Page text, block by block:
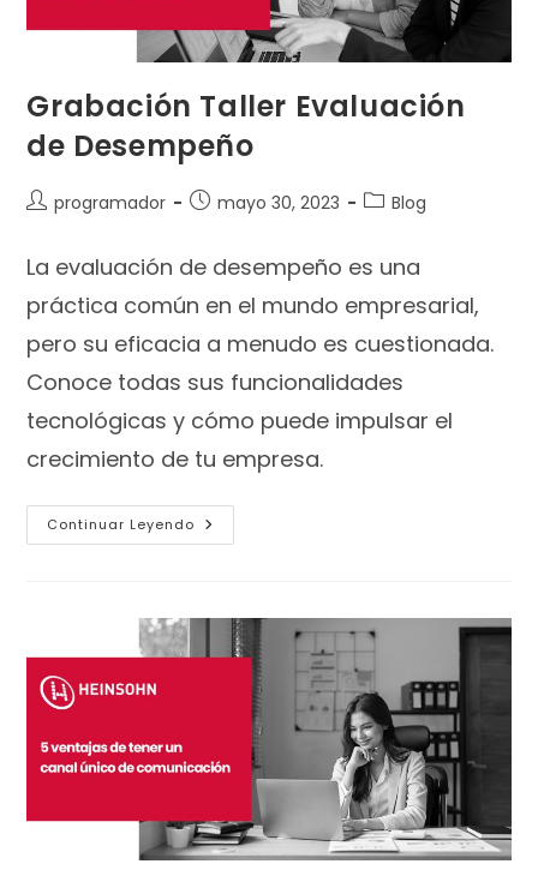
Grabación Taller Evaluación
de Desempeño
programador mayo 30, 2023 Blog
La evaluación de desempeño es una
práctica común en el mundo empresarial,
pero su eficacia a menudo es cuestionada.
Conoce todas sus funcionalidades
tecnológicas y cómo puede impulsar el
crecimiento de tu empresa.
Continuar Leyendo